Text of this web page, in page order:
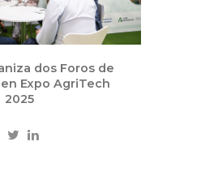
dos Foros de
Expo AgriTech
2025